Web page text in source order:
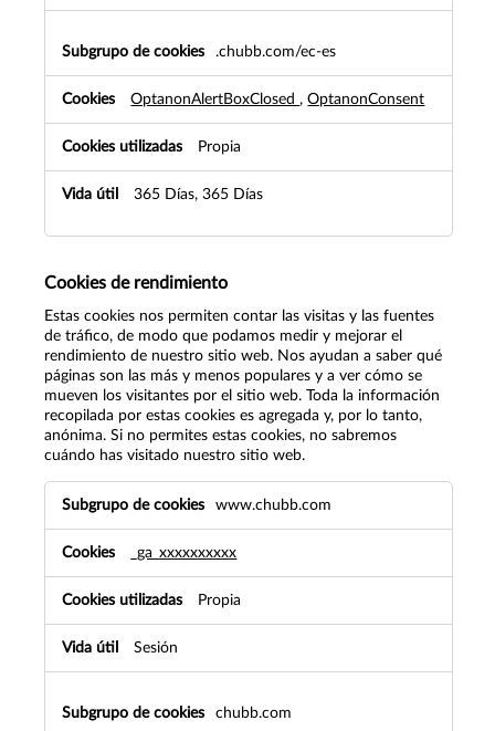
.chubb.com/ec-es
OptanonAlertBoxClosed,OptanonConsent
Propia
365 Días, 365 Días
Cookies de rendimiento
Estas cookies nos permiten contar las visitas y las fuentes
de tráfico, de modo que podamos medir y mejorar el
rendimiento de nuestro sitio web. Nos ayudan a saber qué
páginas son las más y menos populares y a ver cómo se
mueven los visitantes por el sitio web. Toda la información
recopilada por estas cookies es agregada y, por lo tanto,
anónima. Si no permites estas cookies, no sabremos
cuándo has visitado nuestro sitio web.
de
rendimiento
www.chubb.com
_ga_xxxxxxxxxx
Propia
Sesión
chubb.com